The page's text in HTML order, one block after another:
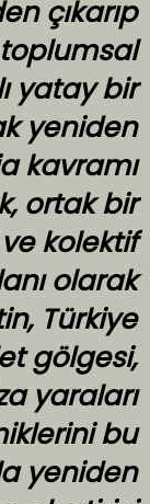
çıkarıp
toplumsal
yatay bir
yeniden
kavramı
ortak bir
kolektif
olarak
Türkiye
gölgesi,
yaraları
bu
yeniden